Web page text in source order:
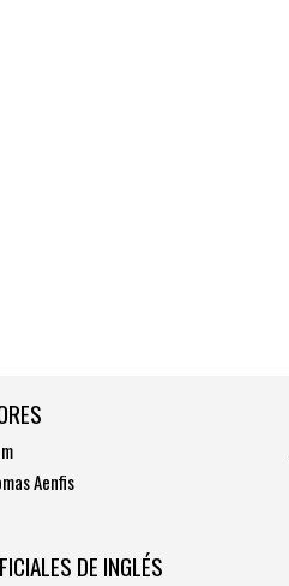
Aenfis
DE INGLÉS